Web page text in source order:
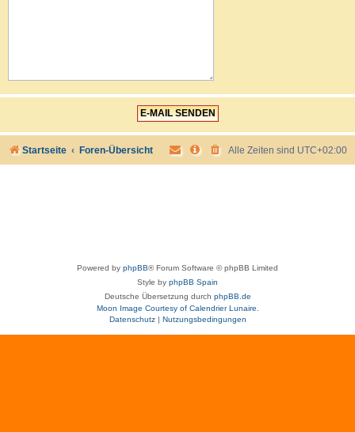
Startseite Foren-Übersicht Alle Zeiten sind UTC+02:00
Powered by phpBB® Forum Software © phpBB Limited
Style by phpBB Spain
Deutsche Übersetzung durch phpBB.de
Moon Image Courtesy of Calendrier Lunaire.
Datenschutz| Nutzungsbedingungen